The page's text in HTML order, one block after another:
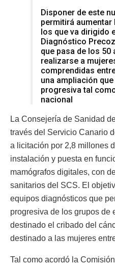
Disponer de este
permitirá aumentar
los que va dirigido
Diagnóstico
que pasa de los 50
realizarse a
comprendidas
una ampliación
progresiva tal
nacional
La Consejería de Sanidad
través del Servicio Canario
a licitación por 2,8 millones
instalación y puesta en
mamógrafos digitales, con
sanitarios del SCS. El
equipos diagnósticos que
progresiva de los grupos de
destinado el cribado del
destinado a las mujeres
Tal como acordó la